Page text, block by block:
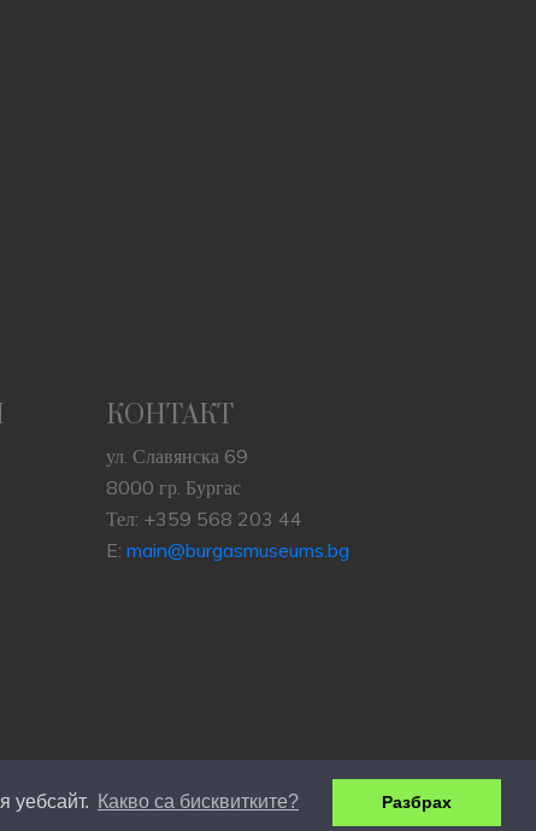
уебсайт. Какво са бисквитките? Разбрах
КОНТАКТ
ул. Славянска 69
8000 гр. Бургас
Тел: +359 568 203 44
E: main@burgasmuseums.bg